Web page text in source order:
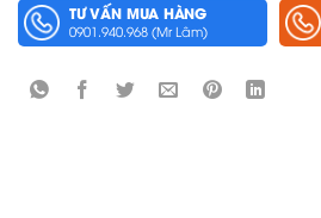
TƯ VẤN MUA HÀNG
0901.940.968 (Mr Lâm)